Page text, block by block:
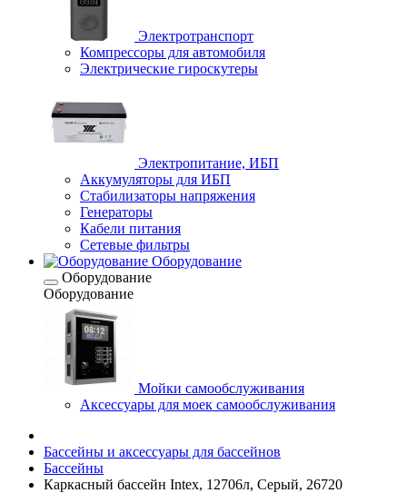
Электротранспорт
Компрессоры для автомобиля
Электрические гироскутеры
Электропитание, ИБП
Аккумуляторы для ИБП
Стабилизаторы напряжения
Генераторы
Кабели питания
Сетевые фильтры
Оборудование
Оборудование
Оборудование
Мойки самообслуживания
Аксессуары для моек самообслуживания
Бассейны и аксессуары для бассейнов
Бассейны
Каркасный бассейн Intex, 12706л, Серый, 26720